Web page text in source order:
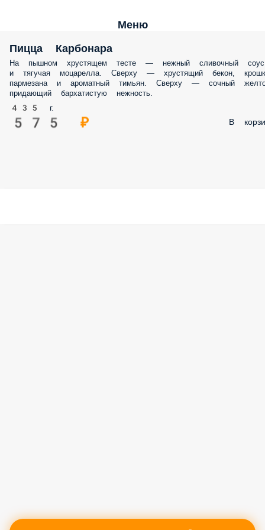
Меню
Пицца Карбонара
На пышном хрустящем тесте — нежный сливочный соус
и тягучая моцарелла. Сверху — хрустящий бекон,
пармезана и ароматный тимьян. Сверху — сочный
придающий бархатистую нежность.
435 г.
575 ₽ В